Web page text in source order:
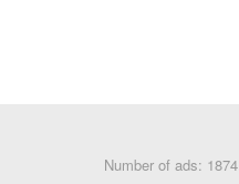
Number of ads: 1874